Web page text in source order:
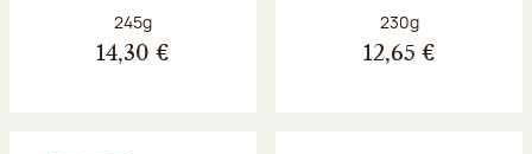
Poids net :
245g
14,30 €
Poids net :
230g
12,65 €